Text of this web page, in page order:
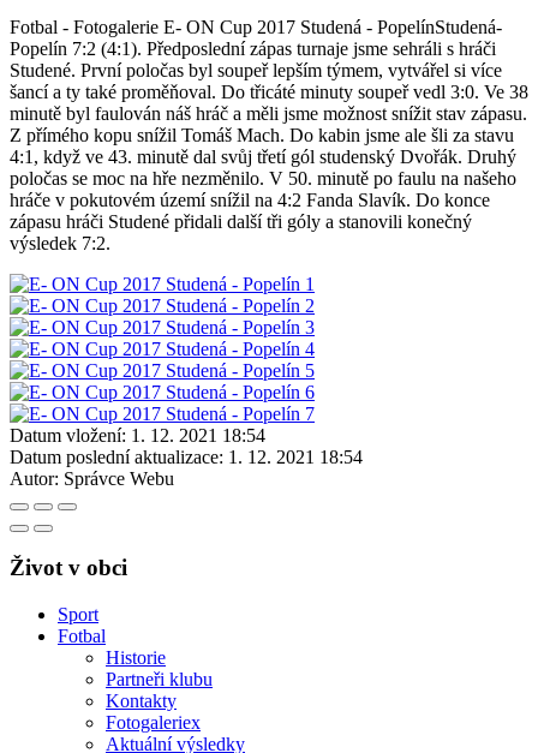
Fotbal - Fotogalerie E- ON Cup 2017 Studená - PopelínStudená-
Popelín 7:2 (4:1). Předposlední zápas turnaje jsme sehráli s hráči
Studené. První poločas byl soupeř lepším týmem, vytvářel si více
šancí a ty také proměňoval. Do třicáté minuty soupeř vedl 3:0. Ve 38
minutě byl faulován náš hráč a měli jsme možnost snížit stav zápasu.
Z přímého kopu snížil Tomáš Mach. Do kabin jsme ale šli za stavu
4:1, když ve 43. minutě dal svůj třetí gól studenský Dvořák. Druhý
poločas se moc na hře nezměnilo. V 50. minutě po faulu na našeho
hráče v pokutovém území snížil na 4:2 Fanda Slavík. Do konce
zápasu hráči Studené přidali další tři góly a stanovili konečný
výsledek 7:2.
Datum vložení: 1. 12. 2021 18:54
Datum poslední aktualizace: 1. 12. 2021 18:54
Autor: Správce Webu
Život v obci
Sport
Fotbal
Historie
Partneři klubu
Kontakty
Fotogaleriex
Aktuální výsledky